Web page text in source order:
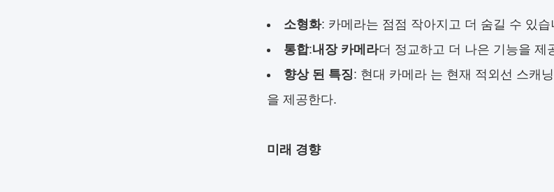
소형화: 카메라는 점점 작아지고 더 숨길 수 있습
통합:내장 카메라더 정교하고 더 나은 기능을 제
향상 된 특징: 현대 카메라 는 현재 적외선 스캐
을 제공한다.
미래 경향